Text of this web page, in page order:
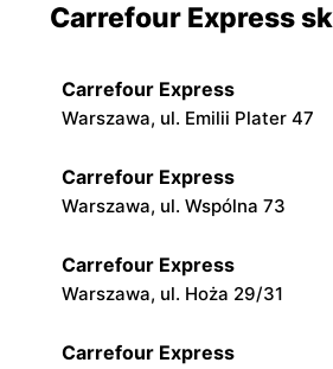
Carrefour Express
Carrefour Express
Warszawa, ul. Emilii Plater 47
Carrefour Express
Warszawa, ul. Wspólna 73
Carrefour Express
Warszawa, ul. Hoża 29/31
Carrefour Express